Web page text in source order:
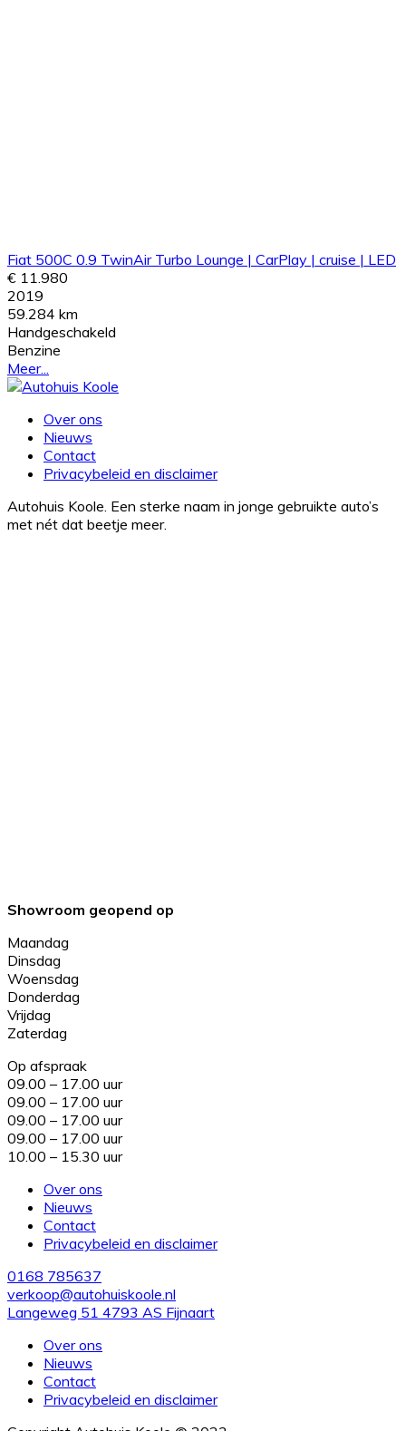
Fiat 500C 0.9 TwinAir Turbo Lounge | CarPlay | cruise | LED
€ 11.980
2019
59.284 km
Handgeschakeld
Benzine
Meer...
Over ons
Nieuws
Contact
Privacybeleid en disclaimer
Autohuis Koole. Een sterke naam in jonge gebruikte auto’s
met nét dat beetje meer.
Showroom geopend op
Maandag
Dinsdag
Woensdag
Donderdag
Vrijdag
Zaterdag
Op afspraak
09.00 – 17.00 uur
09.00 – 17.00 uur
09.00 – 17.00 uur
09.00 – 17.00 uur
10.00 – 15.30 uur
Over ons
Nieuws
Contact
Privacybeleid en disclaimer
0168 785637
verkoop@autohuiskoole.nl
Langeweg 51 4793 AS Fijnaart
Over ons
Nieuws
Contact
Privacybeleid en disclaimer